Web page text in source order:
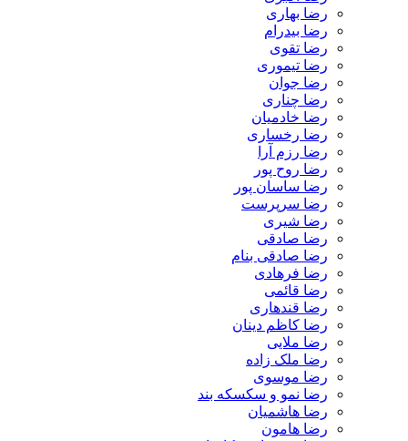
رضا بهاری
رضا بیدرام
رضا تقوی
رضا تیموری
رضا جوان
رضا چناری
رضا خادمیان
رضا رخساری
رضا رزم آرا
رضا روح پور
رضا ساسان پور
رضا سرپرست
رضا شیری
رضا صادقی
رضا صادقی بنام
رضا فرهادی
رضا قائمی
رضا قندهاری
رضا کاظم دینان
رضا ملایی
رضا ملک زاده
رضا موسوی
رضا نمو و سکسکه بند
رضا هاشمیان
رضا هامون